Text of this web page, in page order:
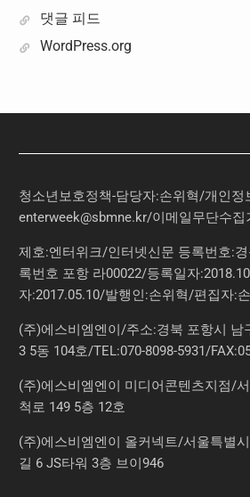
댓글 피드
WordPress.org
청소년보호정책-담당자:손위혁/개인정
enterweek@sbmne.kr/이메일무단수집
제호:엔터위크/인터넷신문 등록번호:
록번호 포항 라00022/등록일자
자:2017.05.10/발행인:손위혁/편집자:
(주)에스비엠엔이/주소:경북 포항시 남
3 5동 104호/TEL:070-8098-5931/
(주)에스비엠엔이 미디어콘텐츠지점/
척로 149 5층 12호
(주)에스비엠엔이 올커넥트/서울특별
길 6 JS타워 3층 브이946